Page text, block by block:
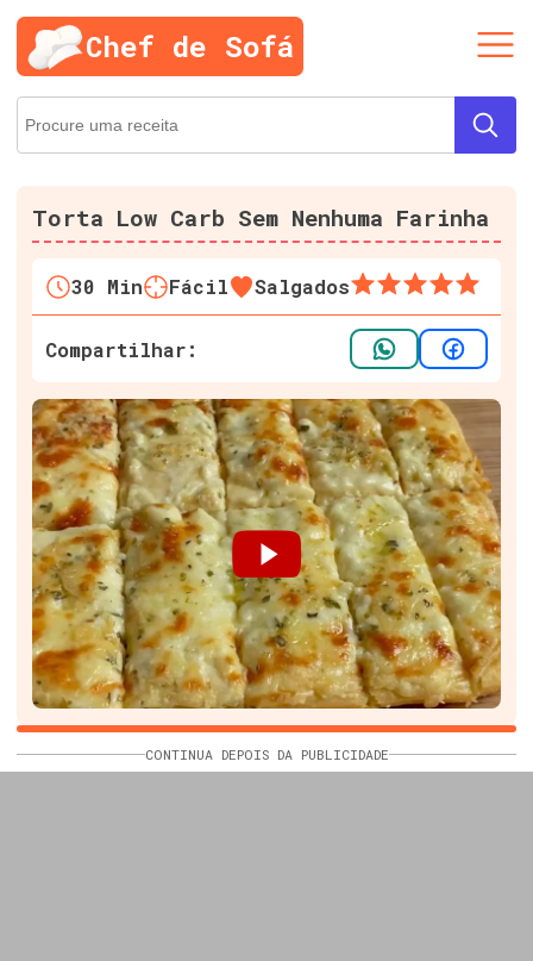
Chef de Sofá
Torta Low Carb Sem Nenhuma Farinha
30 Min Fácil Salgados
Compartilhar:
CONTINUA DEPOIS DA PUBLICIDADE